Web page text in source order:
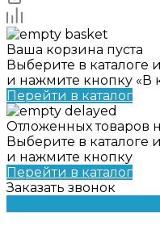
Ваша корзина пуста
Выберите в каталоге
и нажмите кнопку «В
Перейти в каталог
Отложенных товаров
Выберите в каталоге
и нажмите кнопку
Перейти в каталог
Заказать звонок